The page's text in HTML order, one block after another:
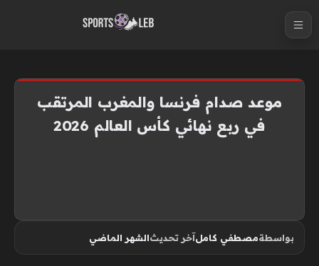
موعد صدام فرنسا والمغرب المرتقب
في ربع نهائي كأس العالم 2026
بواسطةمصطفي كاملآخر تحديثالشهر الماضي